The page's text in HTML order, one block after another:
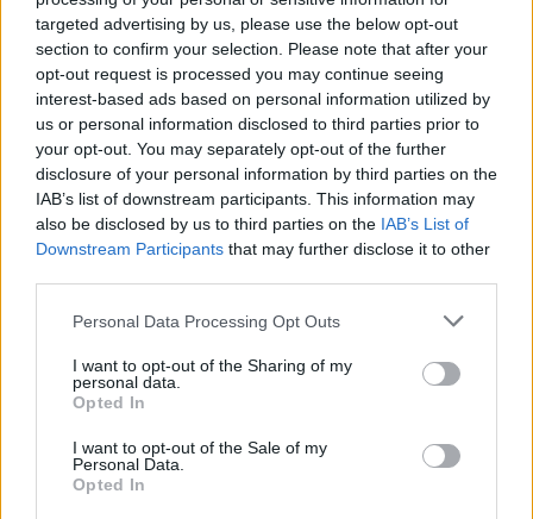
targeted advertising by us, please use the below opt-out
section to confirm your selection. Please note that after your
opt-out request is processed you may continue seeing
interest-based ads based on personal information utilized by
us or personal information disclosed to third parties prior to
your opt-out. You may separately opt-out of the further
disclosure of your personal information by third parties on the
IAB’s list of downstream participants. This information may
also be disclosed by us to third parties on the IAB’s List of
Downstream Participants that may further disclose it to other
Personal Data Processing Opt Outs
I want to opt-out of the Sharing of my
personal data.
Opted In
I want to opt-out of the Sale of my
Personal Data.
Opted In
Arletti fra richiesta di dimissioni alla
Fir e resa dei conti in Lega
Redazione / 21.05.2026 14:38
RUGBY FEMMINILE
Italia: il bilancio del Sei Nazioni
Femminile 2026
Redazione 20.05.2026 07:22
PREMIERSHIP
Prem: vince Fischetti, Varney in meta
Redazione / 19.05.2026 22:16